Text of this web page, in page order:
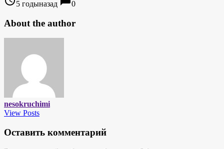
5 годыназад 0
About the author
nesokruchimi
View Posts
Оставить комментарий